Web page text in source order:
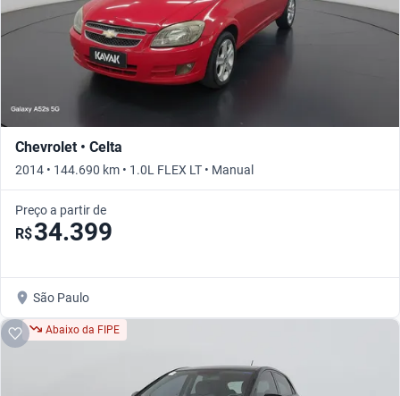
Chevrolet • Celta
2014 • 144.690 km • 1.0L FLEX LT • Manual
Preço a partir de
R$34.399
São Paulo
Abaixo da FIPE